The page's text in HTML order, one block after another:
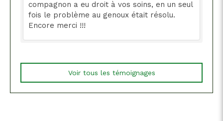
compagnon a eu droit à vos soins, en un seul
fois le problème au genoux était résolu.
Encore merci !!!
Voir tous les témoignages